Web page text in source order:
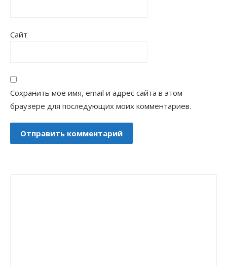
Сайт
Сохранить моё имя, email и адрес сайта в этом
браузере для последующих моих комментариев.